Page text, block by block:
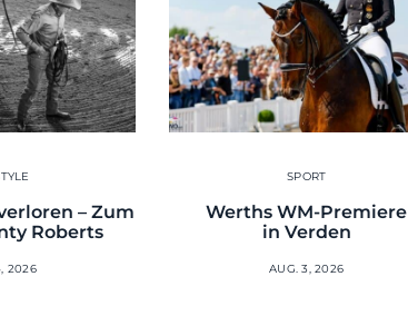
– Zum
Roberts
2026
SPORT
Werths WM-Premiere
in Verden
AUG. 3, 2026